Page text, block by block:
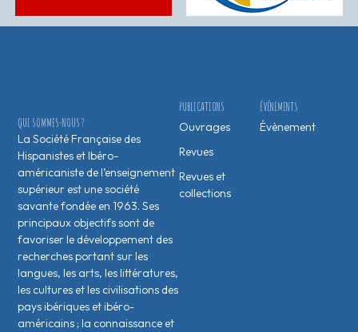
ÉVÉNEMENTS
Évènement
PUBLICATIONS
Ouvrages
Revues
Revues et
collections
QUI SOMMES-NOUS ?
La Société Française des
Hispanistes et Ibéro-
américaniste de l’enseignement
supérieur est une société
savante fondée en 1963. Ses
principaux objectifs sont de
favoriser le développement des
recherches portant sur les
langues, les arts, les littératures,
les cultures et les civilisations des
pays ibériques et ibéro-
américains ; la connaissance et